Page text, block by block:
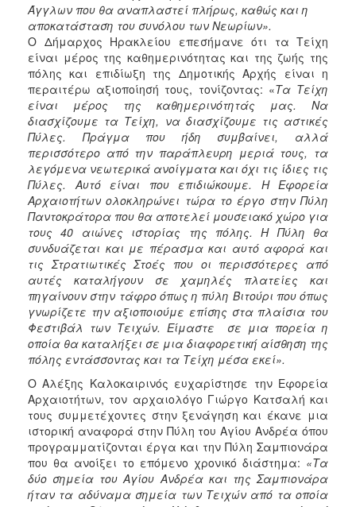
Άγγλων που θα αναπλαστεί πλήρως, καθώς και η
αποκατάσταση του συνόλου των Νεωρίων».
Ο Δήμαρχος Ηρακλείου επεσήμανε ότι τα Τείχη
είναι μέρος της καθημερινότητας και της ζωής της
πόλης και επιδίωξη της Δημοτικής Αρχής είναι η
περαιτέρω αξιοποίησή τους, τονίζοντας: «Τα Τείχη
είναι μέρος της καθημερινότητάς μας. Να
διασχίζουμε τα Τείχη, να διασχίζουμε τις αστικές
Πύλες. Πράγμα που ήδη συμβαίνει, αλλά
περισσότερο από την παράπλευρη μεριά τους, τα
λεγόμενα νεωτερικά ανοίγματα και όχι τις ίδιες τις
Πύλες. Αυτό είναι που επιδιώκουμε. Η Εφορεία
Αρχαιοτήτων ολοκληρώνει τώρα το έργο στην Πύλη
Παντοκράτορα που θα αποτελεί μουσειακό χώρο για
τους 40 αιώνες ιστορίας της πόλης. Η Πύλη θα
συνδυάζεται και με πέρασμα και αυτό αφορά και
τις Στρατιωτικές Στοές που οι περισσότερες από
αυτές καταλήγουν σε χαμηλές πλατείες και
πηγαίνουν στην τάφρο όπως η πύλη Βιτούρι που όπως
γνωρίζετε την αξιοποιούμε επίσης στα πλαίσια του
Φεστιβάλ των Τειχών. Είμαστε σε μια πορεία η
οποία θα καταλήξει σε μια διαφορετική αίσθηση της
πόλης εντάσσοντας και τα Τείχη μέσα εκεί».
Ο Αλέξης Καλοκαιρινός ευχαρίστησε την Εφορεία
Αρχαιοτήτων, τον αρχαιολόγο Γιώργο Κατσαλή και
τους συμμετέχοντες στην ξενάγηση και έκανε μια
ιστορική αναφορά στην Πύλη του Αγίου Ανδρέα όπου
προγραμματίζονται έργα και την Πύλη Σαμπιονάρα
που θα ανοίξει το επόμενο χρονικό διάστημα: «Τα
δύο σημεία του Αγίου Ανδρέα και της Σαμπιονάρα
ήταν τα αδύναμα σημεία των Τειχών από τα οποία